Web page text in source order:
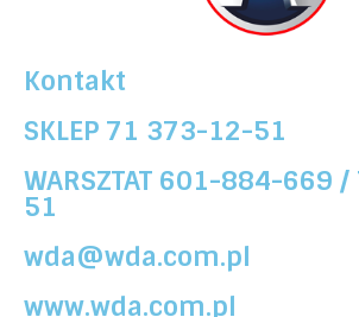
Kontakt
SKLEP 71 373-12-51
WARSZTAT 601-884-669
51
wda@wda.com.pl
www.wda.com.pl